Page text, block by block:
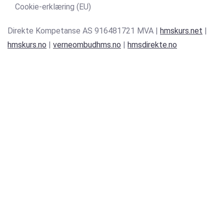
Cookie-erklæring (EU)
Direkte Kompetanse AS 916481721 MVA | hmskurs.net
hmskurs.no
verneombudhms.no hmsdirekte.no